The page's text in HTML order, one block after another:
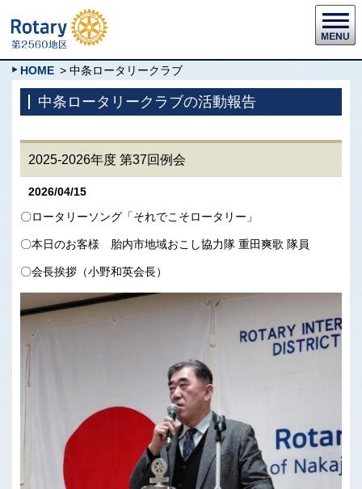
HOME > 中条ロータリークラブ
中条ロータリークラブの活動報告
2025-2026年度 第37回例会
2026/04/15
〇ロータリーソング「それでこそロータリー」
〇本日のお客様 胎内市地域おこし協力隊 重田爽歌 隊員
〇会長挨拶（小野和英会長）